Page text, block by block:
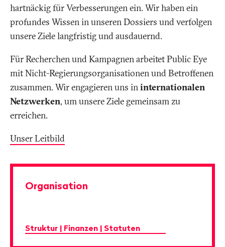
hartnäckig für Verbesserungen ein. Wir haben ein
profundes Wissen in unseren Dossiers und verfolgen
unsere Ziele langfristig und ausdauernd.
Für Recherchen und Kampagnen arbeitet Public Eye
mit Nicht-Regierungsorganisationen und Betroffenen
zusammen. Wir engagieren uns ininternationalen
Netzwerken, um unsere Ziele gemeinsam zu
erreichen.
Unser Leitbild
Organisation
Struktur | Finanzen | Statuten